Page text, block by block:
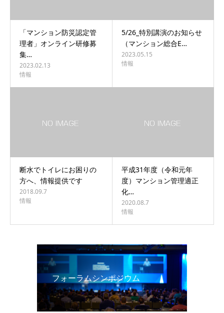
「マンション防災認定管
理者」オンライン研修募
集…
2023.02.13
情報
5/26_特別講演のお知らせ
（マンション総合E…
2023.05.15
情報
断水でトイレにお困りの
方へ、情報提供です
2018.09.7
情報
平成31年度（令和元年
度）マンション管理適正
化…
2020.08.7
情報
フォーラムシンポジウム